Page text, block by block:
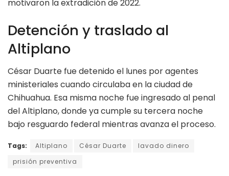
motivaron la extradición de 2022.
Detención y traslado al
Altiplano
César Duarte fue detenido el lunes por agentes
ministeriales cuando circulaba en la ciudad de
Chihuahua. Esa misma noche fue ingresado al penal
del Altiplano, donde ya cumple su tercera noche
bajo resguardo federal mientras avanza el proceso.
Tags: Altiplano César Duarte
lavado dinero
prisión preventiva